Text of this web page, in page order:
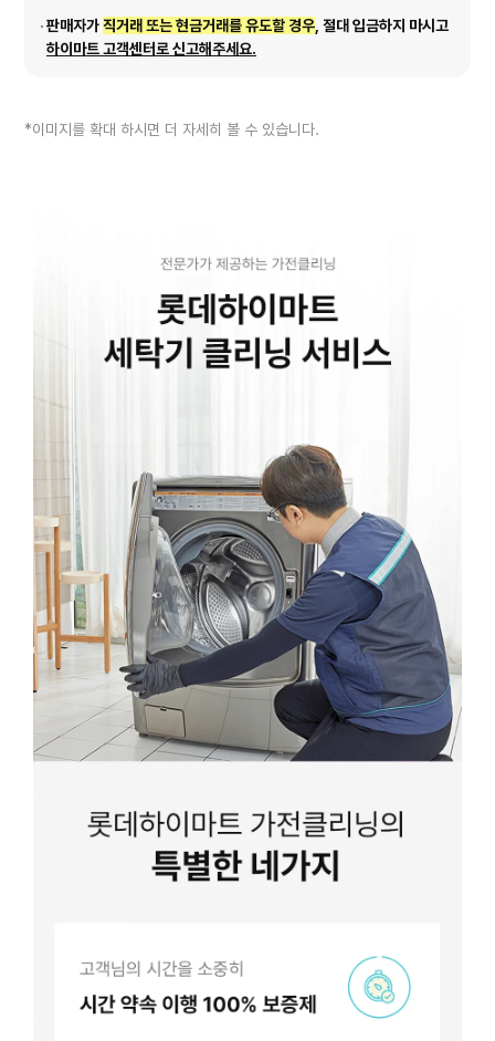
판매자가직거래 또는 현금거래를 유도할 경우 , 절대 입금하지 마시고
하이마트 고객센터로 신고해주세요.
*이미지를 확대 하시면 더 자세히 볼 수 있습니다.